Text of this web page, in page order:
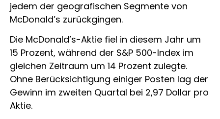
jedem der geografischen Segmente von
McDonald’s zurückgingen.
Die McDonald’s-Aktie fiel in diesem Jahr um
15 Prozent, während der S&P 500-Index im
gleichen Zeitraum um 14 Prozent zulegte.
Ohne Berücksichtigung einiger Posten lag der
Gewinn im zweiten Quartal bei 2,97 Dollar pro
Aktie.